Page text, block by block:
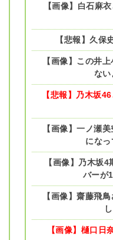
【画像】白石麻
【悲報】久保
【画像】この井
な
【悲報】乃木坂
【画像】一ノ瀬
にな
【画像】乃木坂
バーが
【画像】齋藤飛
【画像】樋口